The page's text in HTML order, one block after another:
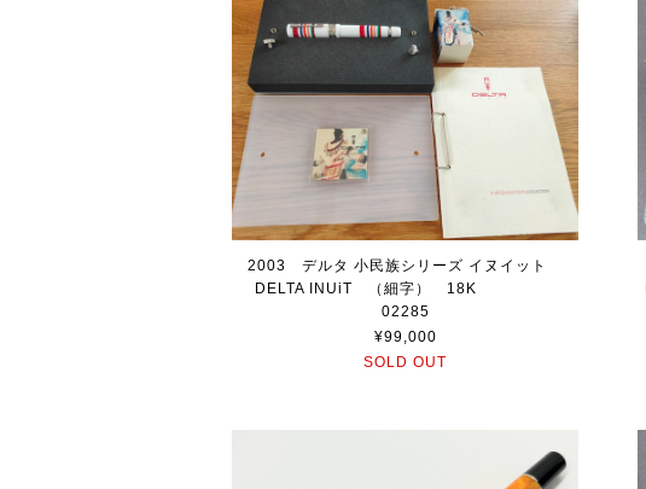
2003 デルタ 小民族シリーズ イヌイット
DELTA INUiT （細字） 18K
02285
¥99,000
SOLD OUT